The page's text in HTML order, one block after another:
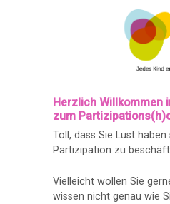
Herzlich Willkommen
zum
Toll, dass Sie Lust
Partizipation zu
Vielleicht wollen Sie
wissen nicht genau wie